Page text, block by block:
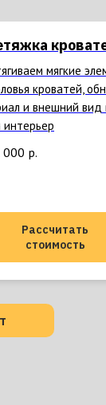
мягкие
кроватей,
и внешний вид
интерьер
000 р.
Рассчитать
стоимость